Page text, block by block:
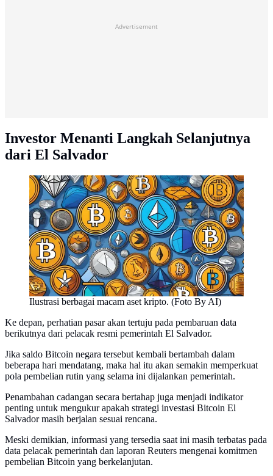
Advertisement
Investor Menanti Langkah Selanjutnya
dari El Salvador
Ilustrasi berbagai macam aset kripto. (Foto By AI)
Ke depan, perhatian pasar akan tertuju pada pembaruan data
berikutnya dari pelacak resmi pemerintah El Salvador.
Jika saldo Bitcoin negara tersebut kembali bertambah dalam
beberapa hari mendatang, maka hal itu akan semakin memperkuat
pola pembelian rutin yang selama ini dijalankan pemerintah.
Penambahan cadangan secara bertahap juga menjadi indikator
penting untuk mengukur apakah strategi investasi Bitcoin El
Salvador masih berjalan sesuai rencana.
Meski demikian, informasi yang tersedia saat ini masih terbatas pada
data pelacak pemerintah dan laporan Reuters mengenai komitmen
pembelian Bitcoin yang berkelanjutan.